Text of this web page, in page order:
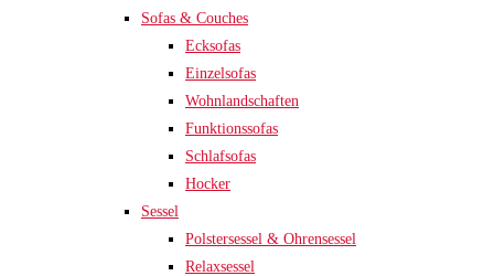
Sofas & Couches
Ecksofas
Einzelsofas
Wohnlandschaften
Funktionssofas
Schlafsofas
Hocker
Sessel
Polstersessel & Ohrensessel
Relaxsessel